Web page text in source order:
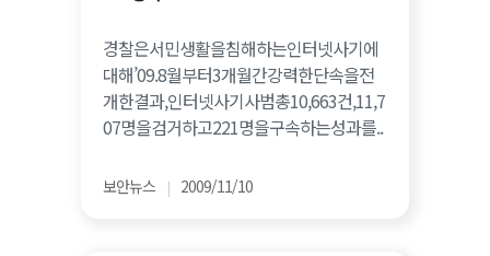
경찰은서민생활을침해하는인터넷사기에
대해’09.8월부터3개월간강력한단속을전
개한결과,인터넷사기사범총10,663건,11,7
07명을검거하고221명을구속하는성과를..
보안뉴스 | 2009/11/10